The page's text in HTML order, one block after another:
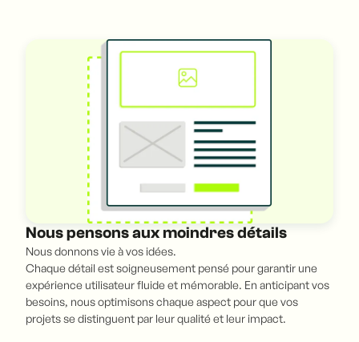
Nous pensons aux moindres détails
Nous donnons vie à vos idées.
Chaque détail est soigneusement pensé pour garantir une
expérience utilisateur fluide et mémorable. En anticipant vos
besoins, nous optimisons chaque aspect pour que vos
projets se distinguent par leur qualité et leur impact.